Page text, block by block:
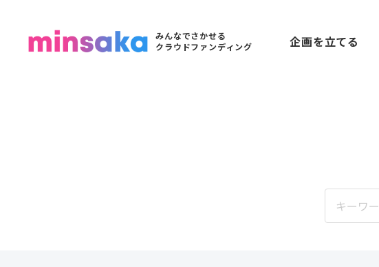
みんなでさかせる
クラウドファンディング
企画を立てる